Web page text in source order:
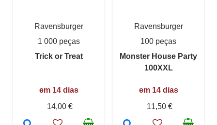
Ravensburger
1 000 peças
Trick or Treat
em 14 dias
14,00 €
Ravensburger
100 peças
Monster House Party
100XXL
em 14 dias
11,50 €